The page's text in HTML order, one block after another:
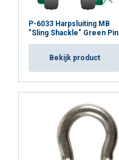
P-6033 Harpsluiting MB
"Sling Shackle" Green Pin
Bekijk product